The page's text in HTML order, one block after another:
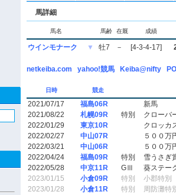
馬詳細
馬名 馬齢 在厩 成績
ウインモナーク ▼ 牡7 － [4-3-4-17]
netkeiba.com yahoo!競馬 Keiba@nifty
日時 競走
2021/07/17 福島06R
新馬
2021/08/22
札幌09R 特別
クローバ
2022/01/29
東京10R
クロッカ
2022/02/27
中山07R
５００万
2022/03/21
中山06R
５００万
2022/04/24
福島09R 特別
雪うさぎ
2022/05/28
中京11R GⅢ
葵ステー
2023/01/15
小倉09R 特別
小郡特別
2023/01/28
小倉11R 特別
周防灘特